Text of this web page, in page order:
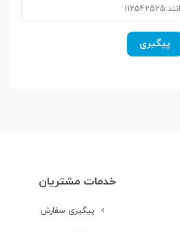
خدمات مشتریان
پیگیری سفارش